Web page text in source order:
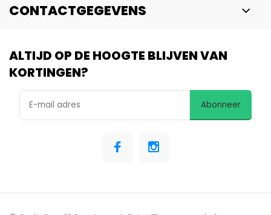
CONTACTGEGEVENS
ALTIJD OP DE HOOGTE BLIJVEN VAN
KORTINGEN?
Abonneer